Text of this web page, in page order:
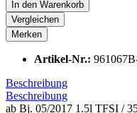
In den Warenkorb
Vergleichen
Merken
Artikel-Nr.:
Beschreibung
Beschreibung
ab Bj. 05/2017 1.5l TFSI /